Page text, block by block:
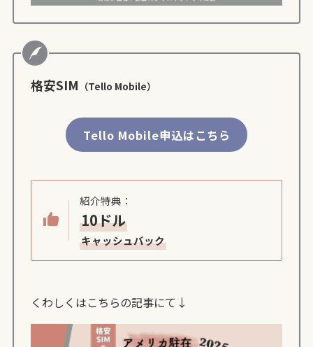
格安SIM （Tello Mobile）
Tello Mobile申込はこちら
紹介特典：
10ドル
キャッシュバック
くわしくはこちらの記事にて↓